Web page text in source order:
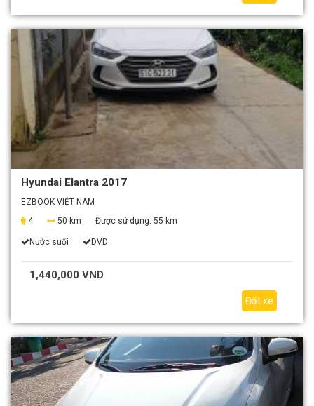
Hyundai Elantra 2017
EZBOOK VIỆT NAM
4
50 km Được sử dụng: 55 km
Nước suối DVD
1,440,000 VND
Đặt xe